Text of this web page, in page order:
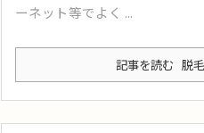
ーネット等でよく ...
記事を読む 脱